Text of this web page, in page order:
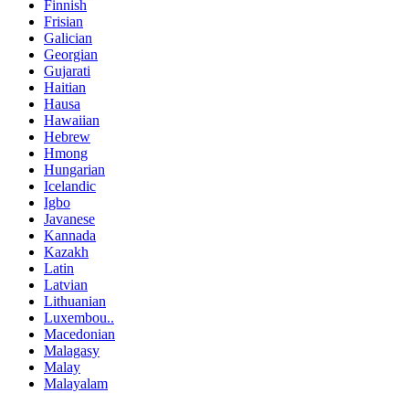
Finnish
Frisian
Galician
Georgian
Gujarati
Haitian
Hausa
Hawaiian
Hebrew
Hmong
Hungarian
Icelandic
Igbo
Javanese
Kannada
Kazakh
Latin
Latvian
Lithuanian
Luxembou..
Macedonian
Malagasy
Malay
Malayalam